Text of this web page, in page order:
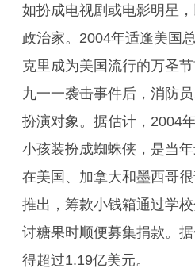
如扮成电视剧或电影明星
政治家。2004年适逢美国
克里成为美国流行的万圣
九一一袭击事件后，消防
扮演对象。据估计，2004
小孩装扮成蜘蛛侠，是当
在美国、加拿大和墨西哥
推出，筹款小钱箱通过学
讨糖果时顺便募集捐款。
得超过1.19亿美元。